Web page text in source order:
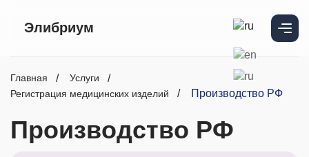
Элибриум
Главная
Услуги
Регистрация медицинских изделий
Производство РФ
Производство РФ